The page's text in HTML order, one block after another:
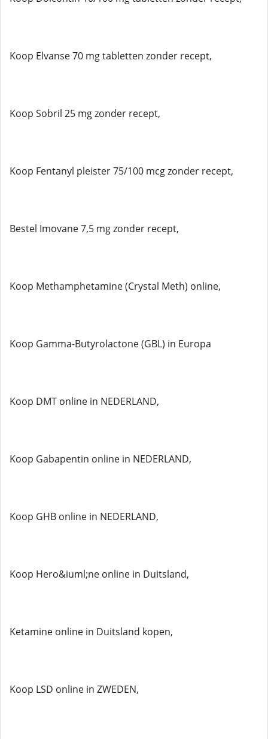
Koop Elvanse 70 mg tabletten zonder recept,
Koop Sobril 25 mg zonder recept,
Koop Fentanyl pleister 75/100 mcg zonder recept,
Bestel Imovane 7,5 mg zonder recept,
Koop Methamphetamine (Crystal Meth) online,
Koop Gamma-Butyrolactone (GBL) in Europa
Koop DMT online in NEDERLAND,
Koop Gabapentin online in NEDERLAND,
Koop GHB online in NEDERLAND,
Koop Hero&iuml;ne online in Duitsland,
Ketamine online in Duitsland kopen,
Koop LSD online in ZWEDEN,